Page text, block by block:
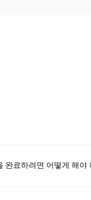
완료하려면 어떻게 해야